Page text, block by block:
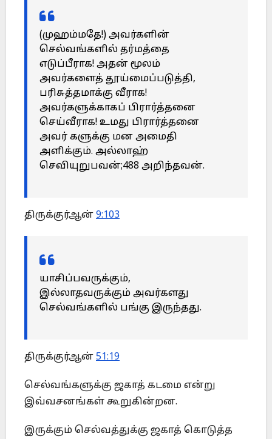
(முஹம்மதே!) அவர்களின்
செல்வங்களில் தர்மத்தை
எடுப்பீராக! அதன் மூலம்
அவர்களைத் தூய்மைப்படுத்தி,
பரிசுத்தமாக்கு வீராக!
அவர்களுக்காகப் பிரார்த்தனை
செய்வீராக! உமது பிரார்த்தனை
அவர் களுக்கு மன அமைதி
அளிக்கும். அல்லாஹ்
செவியுறுபவன்;488 அறிந்தவன்.
திருக்குர்ஆன் 9:103
யாசிப்பவருக்கும்,
இல்லாதவருக்கும் அவர்களது
செல்வங்களில் பங்கு இருந்தது.
திருக்குர்ஆன் 51:19
செல்வங்களுக்கு ஜகாத் கடமை என்று
இவ்வசனங்கள் கூறுகின்றன.
இருக்கும் செல்வத்துக்கு ஜகாத் கொடுத்த